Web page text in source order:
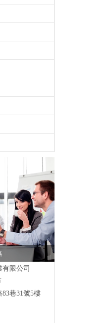
限公司
巷31號5樓